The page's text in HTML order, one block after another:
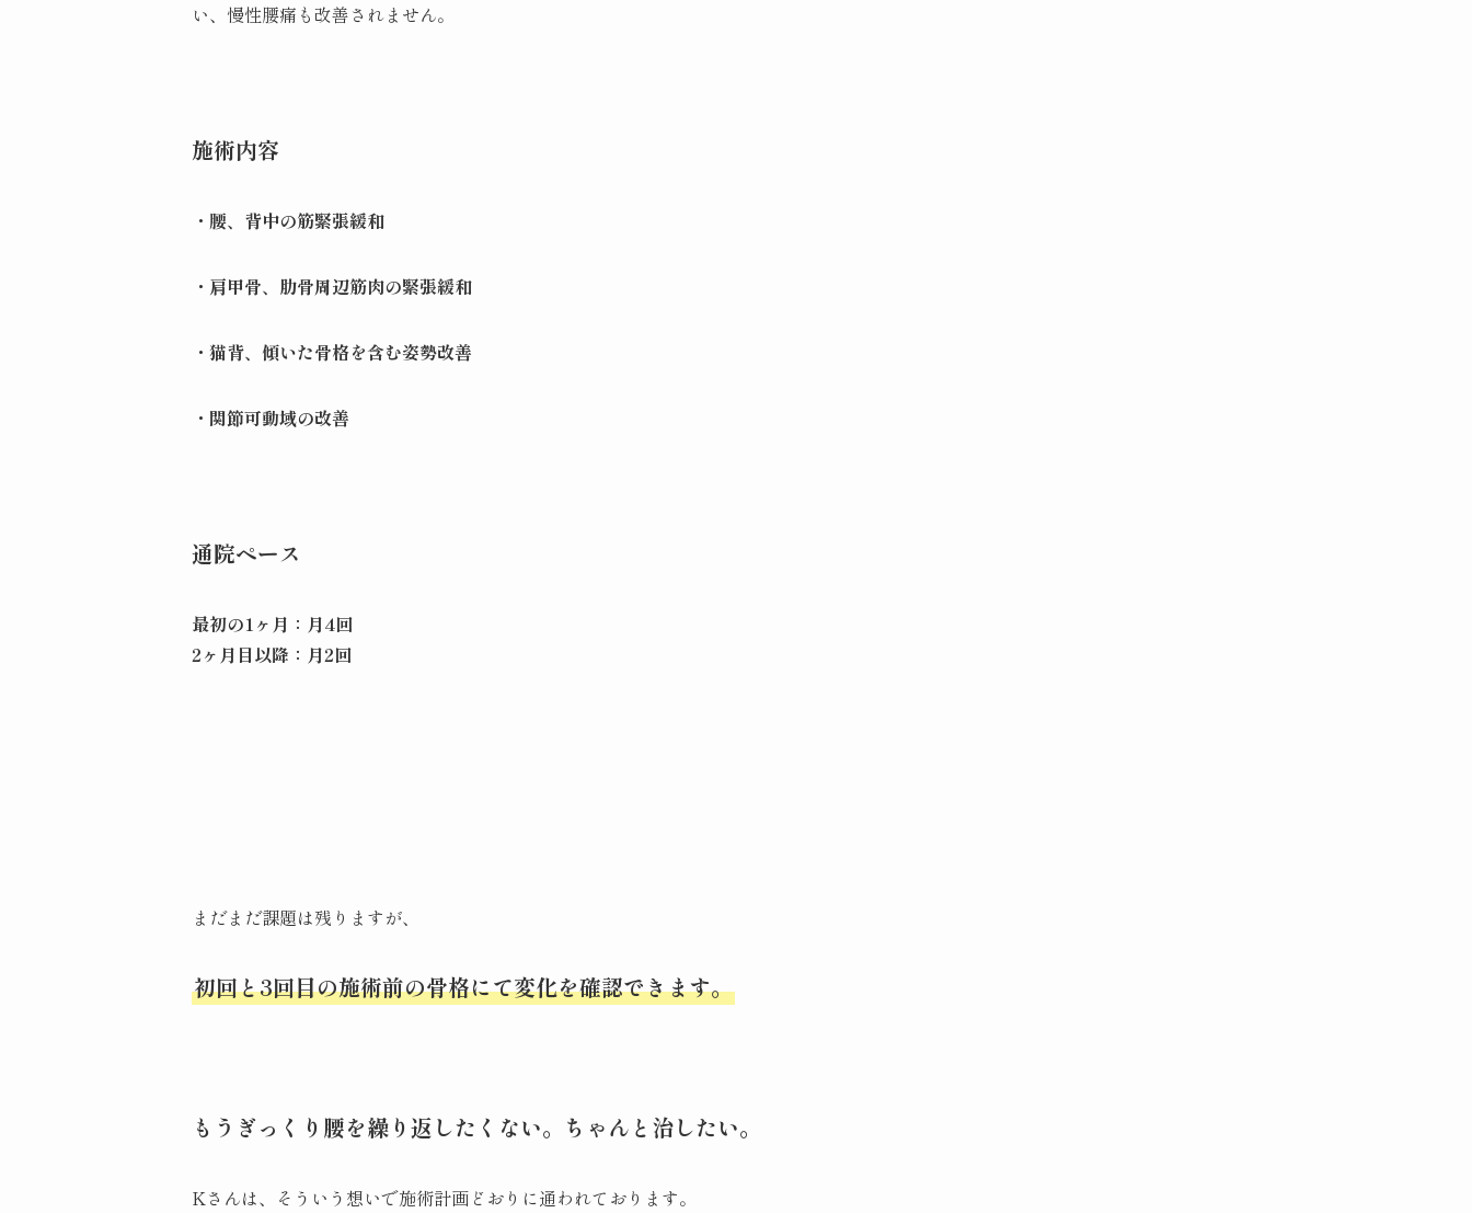
い、慢性腰痛も改善されません。
施術内容
・腰、背中の筋緊張緩和
・肩甲骨、肋骨周辺筋肉の緊張緩和
・猫背、傾いた骨格を含む姿勢改善
・関節可動域の改善
通院ペース
最初の1ヶ月：月4回
2ヶ月目以降：月2回
まだまだ課題は残りますが、
初回と3回目の施術前の骨格にて変化を確認できます。
もうぎっくり腰を繰り返したくない。ちゃんと治したい。
Kさんは、そういう想いで施術計画どおりに通われております。